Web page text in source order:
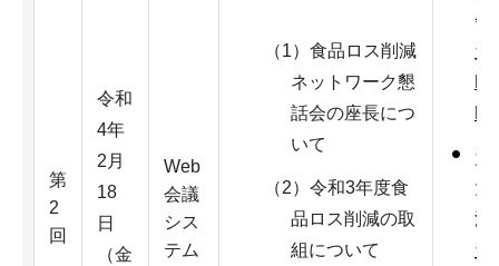
第
2
回
令和
4年
2月
18
日
（金
Web
会議
シス
テム
（1）食品ロス削減
ネットワーク懇
話会の座長につ
いて
（2）令和3年度食
品ロス削減の取
組について
会
資
大
減
資